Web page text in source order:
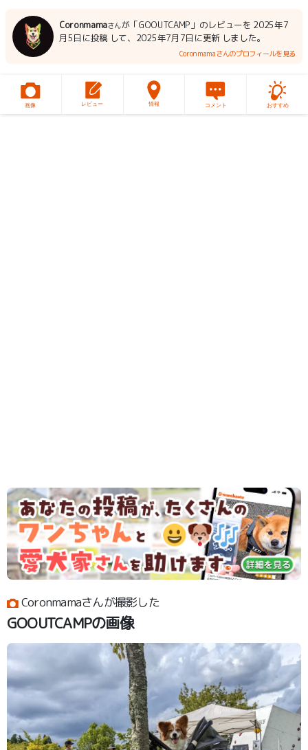
Coronmamaさんが「GOOUTCAMP」のレビューを 2025年7
月5日に投稿 して、2025年7月7日に更新 しました。
Coronmamaさんのプロフィールを見る
画像 レビュー 情報 コメント おすすめ
Coronmamaさんが撮影した
GOOUTCAMPの画像